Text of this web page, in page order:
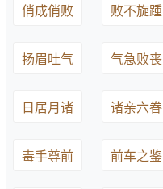
俏成俏败 败不旋踵
扬眉吐气 气急败丧
日居月诸 诸亲六眷
毒手尊前 前车之鉴